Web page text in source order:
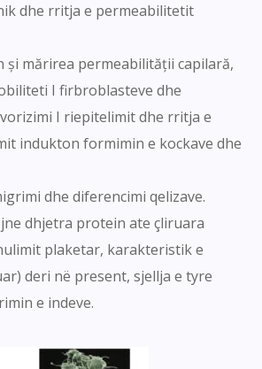
dhe rritja e permeabilitetit
și mărirea permeabilității capilară,
I firbroblasteve dhe
I riepitelimit dhe rritja e
indukton formimin e kockave dhe
dhe diferencimi qelizave.
dhjetra protein ate çliruara
plaketar, karakteristik e
deri në present, sjellja e tyre
e indeve.